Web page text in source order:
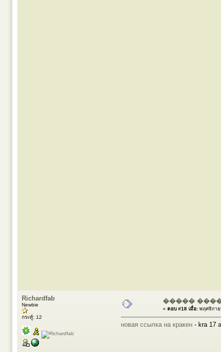
Richardfab
Newbie
กระทู้: 12
�����
« ตอบ #18 เมื่อ: พฤศจิกา
новая ссылка на кракен - kra 17